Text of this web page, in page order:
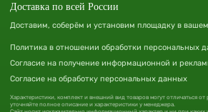
Доставка по всей России
Доставим, соберём и установим площадку в
Политика в отношении обработки персональных
Согласие на получение информационной и
Согласие на обработку персональных данных
Характеристики, комплект и внешний вид товаров могут отличаться
уточняйте полное описание и характеристики у менеджера.